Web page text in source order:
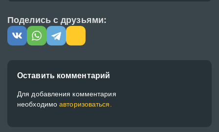
Поделись с друзьями:
Оставить комментарий
Для добавления комментария
необходимоавторизоваться.